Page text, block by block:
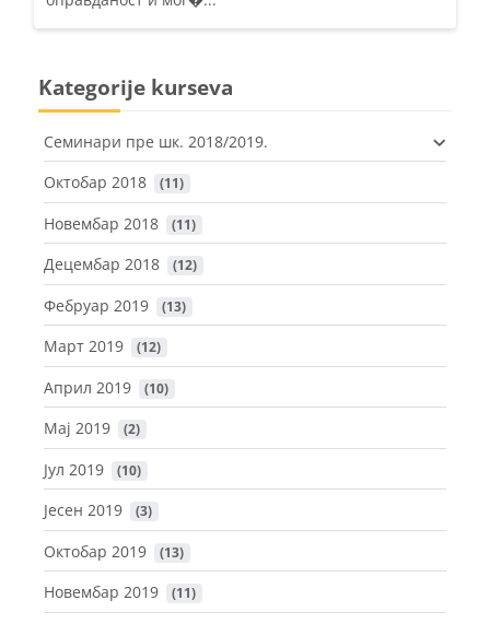
Kategorije kurseva
Семинари пре шк. 2018/2019.
Октобар 2018
(11)
Новембар 2018 (11)
Децембар 2018 (12)
Фебруар 2019 (13)
Март 2019 (12)
Април 2019 (10)
Maj 2019 (2)
Јул 2019 (10)
Јесен 2019 (3)
Октобар 2019 (13)
Новембар 2019 (11)